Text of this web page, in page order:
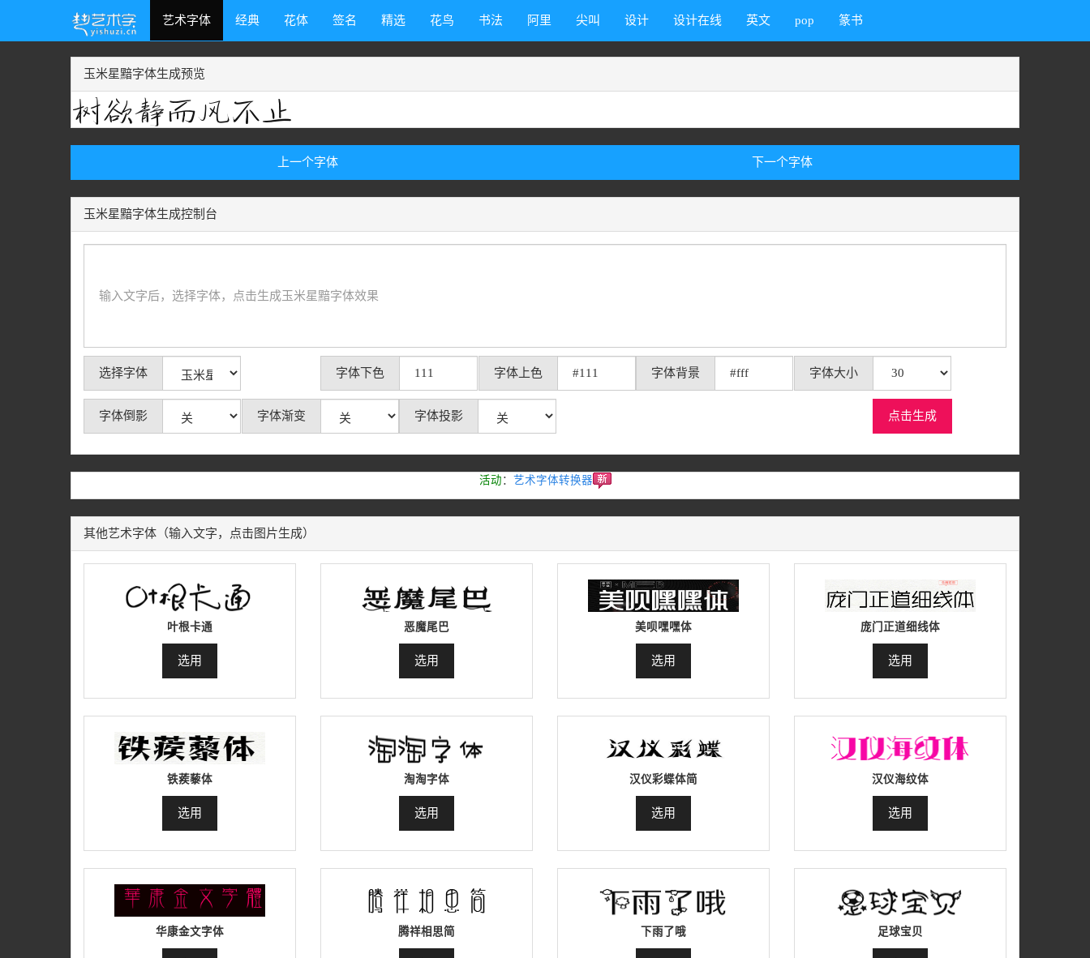
艺术字体 经典 花体 签名 精选 花鸟 书法 阿里 尖叫 设计 设计在线 英文 pop 篆书
玉米星黯字体生成预览
上一个字体 下一个字体
玉米星黯字体生成控制台
选择字体 字体下色 字体上色 字体背景 字体大小
字体倒影 字体渐变 字体投影 点击生成
活动 ： 艺术字体转换器
其他艺术字体（输入文字，点击图片生成）
叶根卡通
选用
恶魔尾巴
选用
美呗嘿嘿体
选用
庞门正道细线体
选用
铁蒺藜体
选用
淘淘字体
选用
汉仪彩蝶体简
选用
汉仪海纹体
选用
华康金文字体 腾祥相思简 下雨了哦 足球宝贝